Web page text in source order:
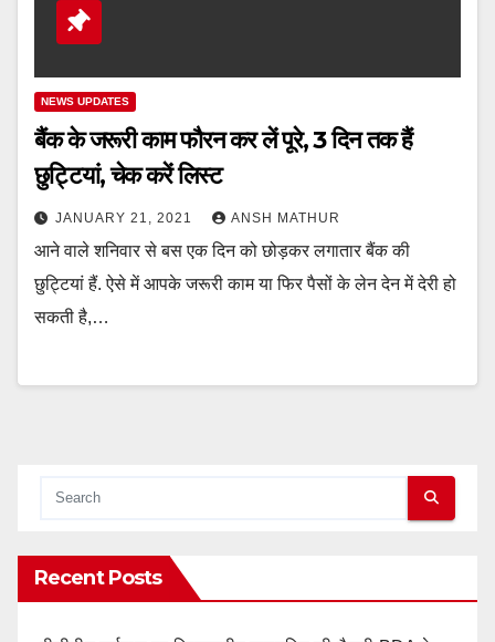
NEWS UPDATES
बैंक के जरूरी काम फौरन कर लें पूरे, 3 दिन तक हैं
छुट्टियां, चेक करें लिस्ट
JANUARY 21, 2021 ANSH MATHUR
आने वाले शनिवार से बस एक दिन को छोड़कर लगातार बैंक की
छुट्टियां हैं. ऐसे में आपके जरूरी काम या फिर पैसों के लेन देन में देरी हो
सकती है,…
Recent Posts